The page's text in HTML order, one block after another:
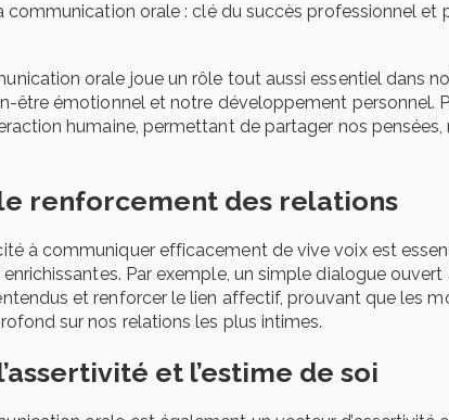
communication orale : clé du succès professionnel et
orale joue un rôle tout aussi essentiel dans
être émotionnel et notre développement personnel.
humaine, permettant de partager nos
renforcement des relations
à communiquer efficacement de vive voix est
enrichissantes. Par exemple, un simple dialogue
et renforcer le lien affectif, prouvant que les
sur nos relations les plus intimes.
et l’estime de soi